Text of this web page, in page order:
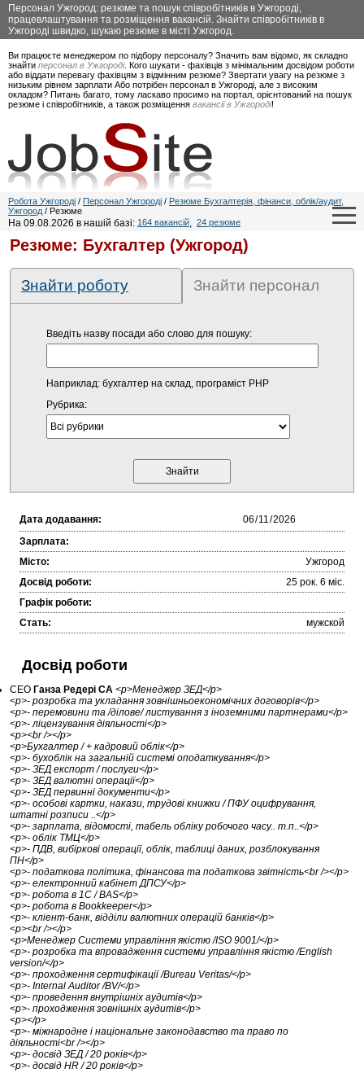
Персонал Ужгород: резюме та пошук співробітників в Ужгороді,
працевлаштування та розміщення вакансій. Знайти співробітників в
Ужгороді швидко, шукаю резюме в місті Ужгород.
Ви працюєте менеджером по підбору персоналу? Значить вам відомо, як складно
знайти персонал в Ужгороді. Кого шукати - фахівців з мінімальним досвідом роботи
або віддати перевагу фахівцям з відмінним резюме? Звертати увагу на резюме з
низьким рівнем зарплати Або потрібен персонал в Ужгороді, але з високим
окладом? Питань багато, тому ласкаво просимо на портал, орієнтований на пошук
резюме і співробітників, а також розміщення вакансії в Ужгороді!
Робота Ужгороді / Персонал Ужгороді / Резюме Бухгалтерія, фінанси, облік/аудит,
Ужгород / Резюме
На 09.08.2026 в нашій базі: 164 вакансій, 24 резюме
Резюме: Бухгалтер (Ужгород)
Знайти роботу Знайти персонал
Введіть назву посади або слово для пошуку:
Наприклад: бухгалтер на склад, програміст PHP
Рубрика:
Дата додавання:
Зарплата:
Місто:
Ужгород
Досвід роботи:
25 рок. 6 міc.
Графік роботи:
Стать:
мужской
Досвід роботи
CEO Ганза Редері СА <p>Менеджер ЗЕД</p>
<p>- розробка та укладання зовнішньоекономічних договорів</p>
<p>- перемовини та /ділове/ листування з іноземними партнерами</p>
<p>- ліцензування діяльності</p>
<p><br /></p>
<p>Бухгалтер / + кадровий облік</p>
<p>- бухоблік на загальній системі оподаткування</p>
<p>- ЗЕД експорт / послуги</p>
<p>- ЗЕД валютні операції</p>
<p>- ЗЕД первинні документи</p>
<p>- особові картки, накази, трудові книжки / ПФУ оцифрування,
штатні розписи ..</p>
<p>- зарплата, відомості, табель обліку робочого часу.. т.п..</p>
<p>- облік ТМЦ</p>
<p>- ПДВ, вибіркові операції, облік, таблиці даних, розблокування
ПН</p>
<p>- податкова політика, фінансова та податкова звітність<br /></p>
<p>- електронний кабінет ДПСУ</p>
<p>- робота в 1С / BAS</p>
<p>- робота в Bookkeeper</p>
<p>- кліент-банк, відділи валютних операцій банків</p>
<p><br /></p>
<p>Менеджер Системи управління якістю /ISO 9001/</p>
<p>- розробка та впровадження системи управління якістю /English
version/</p>
<p>- проходження сертифікації /Bureau Veritas/</p>
<p>- Internal Auditor /BV/</p>
<p>- проведення внутрішніх аудитів</p>
<p>- проходження зовнішніх аудитів</p>
<p></p>
<p>- міжнародне і національне законодавство та право по
діяльності<br /></p>
<p>- досвід ЗЕД / 20 років</p>
<p>- досвід HR / 20 років</p>